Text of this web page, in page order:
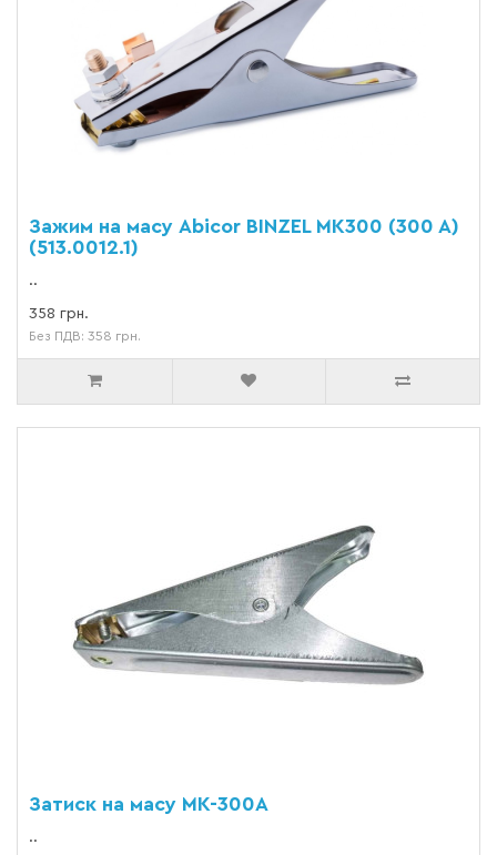
Зажим на масу Abicor BINZEL MK300 (300 A)
(513.0012.1)
..
358 грн.
Без ПДВ: 358 грн.
Затиск на масу MK-300A
..